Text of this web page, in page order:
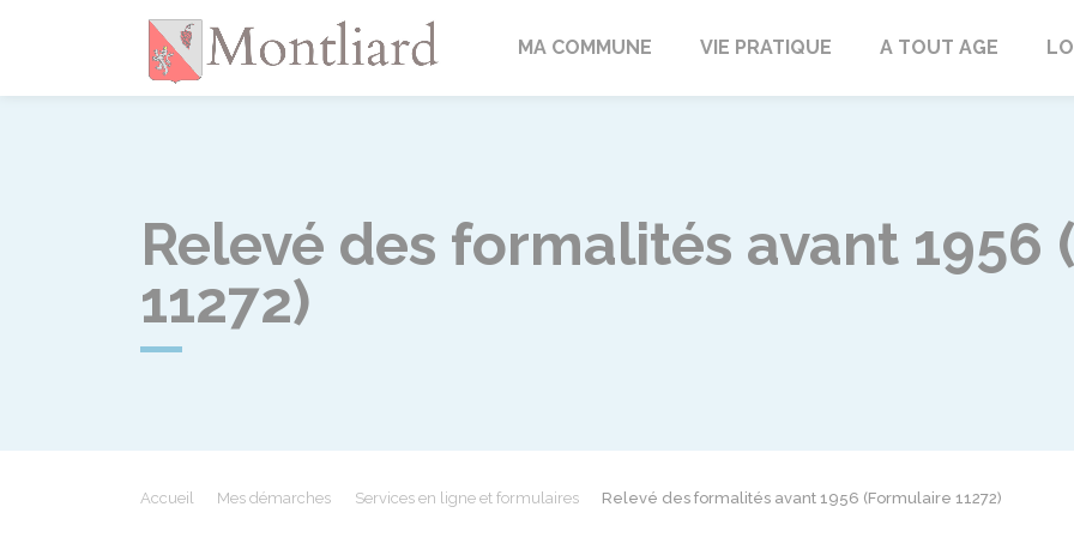
MontliardMA COMMUNE VIE PRATIQUE A TOUT AGE
Relevé des formalités avant 1956
11272)
Accueil Mes démarches Services en ligne et formulaires Relevé des formalités avant 1956 (Formulaire 11272)